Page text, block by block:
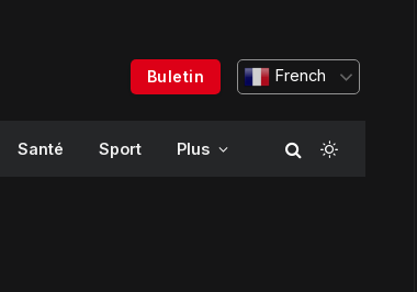
Buletin French
Santé Sport Plus